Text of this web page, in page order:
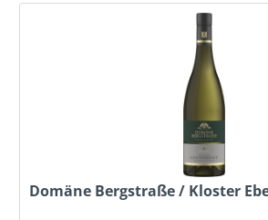
Domäne Bergstraße / Kloster